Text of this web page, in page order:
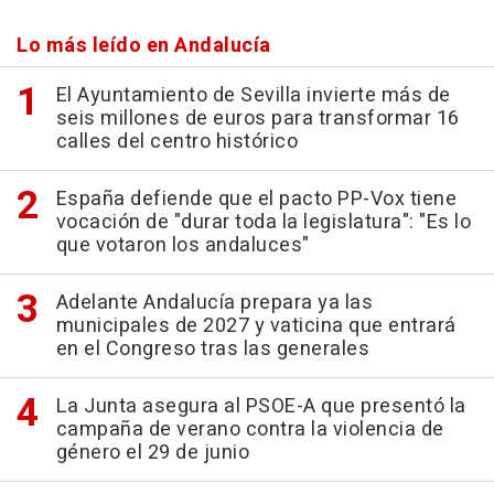
Lo más leído en Andalucía
El Ayuntamiento de Sevilla invierte más de
seis millones de euros para transformar 16
calles del centro histórico
España defiende que el pacto PP-Vox tiene
vocación de "durar toda la legislatura": "Es lo
que votaron los andaluces"
Adelante Andalucía prepara ya las
municipales de 2027 y vaticina que entrará
en el Congreso tras las generales
La Junta asegura al PSOE-A que presentó la
campaña de verano contra la violencia de
género el 29 de junio